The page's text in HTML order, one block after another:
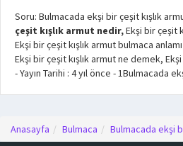
Soru: Bulmacada ekşi bir çeşit kışlık
çeşit kışlık armut nedir,Ekşi bir çeşit
Ekşi bir çeşit kışlık armut bulmaca
Ekşi bir çeşit kışlık armut ne demek,
- Yayın Tarihi : 4 yıl önce -1Bulmacada
Anasayfa Bulmaca Bulmacada ekşi